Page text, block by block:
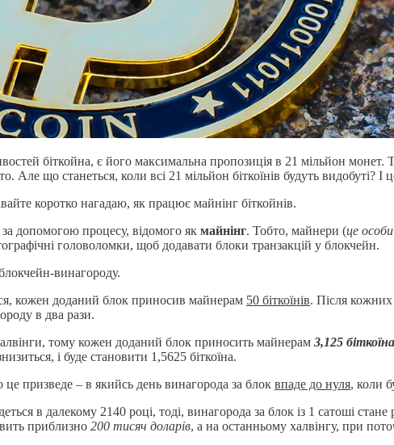
біткойна, є його максимальна пропозиція в 21 мільйон
Але що станеться, коли всі 21 мільйон біткоїнів будуть видобуті?
коротко нагадаю, як працює майнінг біткойнів.
допомогою процесу, відомого як майнінг. Тобто, майнери (це
головоломки, щоб додавати блоки транзакцій у блокчейн.
винагороду.
кожен доданий блок приносив майнерам 50 біткоїнів. Після кожних
в два рази.
тому кожен доданий блок приносить майнерам 3,125 біткоїна
і буде становити 1,5625 біткоїна.
призведе – в якийсь день винагорода за блок впаде до нуля, коли
в далекому 2140 році, тоді, винагорода за блок із 1 сатоші
приблизно 200 тисяч доларів, а на останньому халвінгу, при